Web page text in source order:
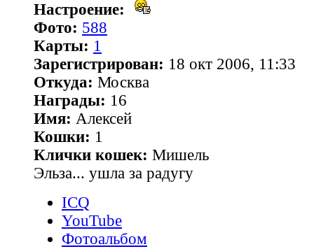
Настроение:
Фото: 588
Карты: 1
Зарегистрирован: 18 окт 2006, 11:33
Откуда: Москва
Награды: 16
Имя: Алексей
Кошки: 1
Клички кошек: Мишель
Эльза... ушла за радугу
ICQ
YouTube
Фотоальбом